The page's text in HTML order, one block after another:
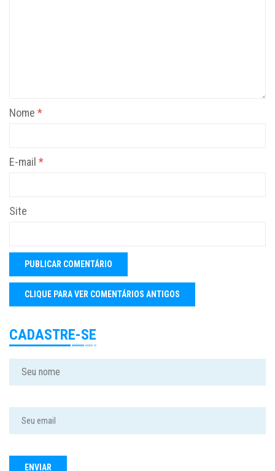
Nome *
E-mail *
Site
CADASTRE-SE